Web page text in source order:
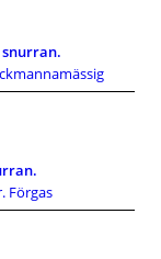
snurran.
Förgas